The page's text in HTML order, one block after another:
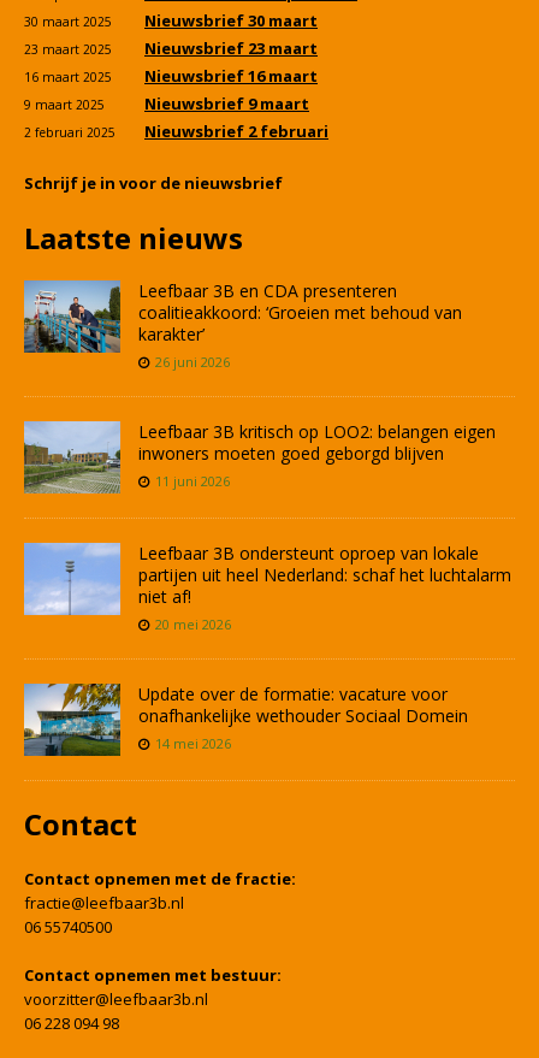
30 maart 2025 Nieuwsbrief 30 maart
23 maart 2025 Nieuwsbrief 23 maart
16 maart 2025 Nieuwsbrief 16 maart
9 maart 2025 Nieuwsbrief 9 maart
2 februari 2025 Nieuwsbrief 2 februari
Schrijf je in voor de nieuwsbrief
Laatste nieuws
Leefbaar 3B en CDA presenteren
coalitieakkoord: ‘Groeien met behoud van
karakter’
26 juni 2026
Leefbaar 3B kritisch op LOO2: belangen eigen
inwoners moeten goed geborgd blijven
11 juni 2026
Leefbaar 3B ondersteunt oproep van lokale
partijen uit heel Nederland: schaf het luchtalarm
niet af!
20 mei 2026
Update over de formatie: vacature voor
onafhankelijke wethouder Sociaal Domein
14 mei 2026
Contact
Contact opnemen met de fractie:
fractie@leefbaar3b.nl
06 55740500
Contact opnemen met bestuur:
voorzitter@leefbaar3b.nl
06 228 094 98